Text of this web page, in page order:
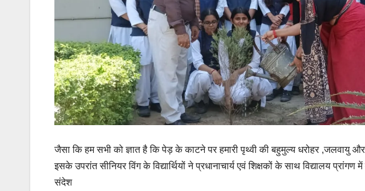
जैसा कि हम सभी को ज्ञात है कि पेड़ के काटने पर हमारी पृथ्वी की बहुमुल्य धरोहर ,जलवायु और
इसके उपरांत सीनियर विंग के विद्यार्थियों ने प्रधानाचार्य एवं शिक्षकों के साथ विद्यालय प्रांगण में
संदेश